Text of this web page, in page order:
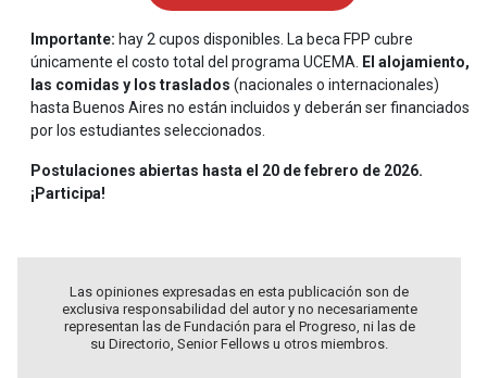
Importante: hay 2 cupos disponibles. La beca FPP cubre
únicamente el costo total del programa UCEMA.
El alojamiento,
las comidas y los traslados (nacionales o internacionales)
hasta Buenos Aires no están incluidos y deberán ser financiados
por los estudiantes seleccionados.
Postulaciones abiertas hasta el 20 de febrero de 2026.
¡Participa!
Las opiniones expresadas en esta publicación son de
exclusiva responsabilidad del autor y no necesariamente
representan las de Fundación para el Progreso, ni las de
su Directorio, Senior Fellows u otros miembros.